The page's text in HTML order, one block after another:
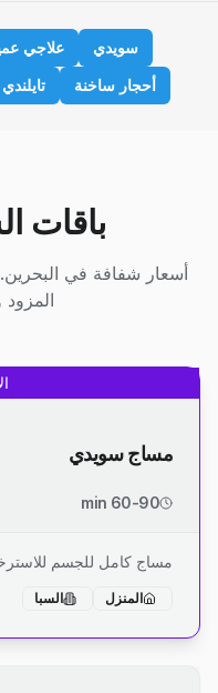
سويدي علاجي
أحجار ساخنة
تايلندي
باقات
أسعار شفافة في
المزود
مساج سويدي
60-90 min
مساج كامل للجسم
المنزل السبا